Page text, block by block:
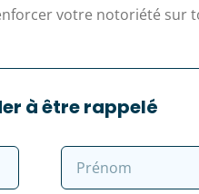
votre notoriété sur
à être rappelé